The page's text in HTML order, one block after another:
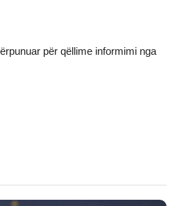
për qëllime informimi nga